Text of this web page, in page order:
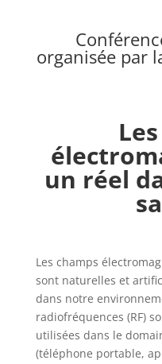
organisée par
un réel
Les champs
sont naturelles et
dans notre
radiofréquences (RF)
utilisées dans le
(téléphone portable,